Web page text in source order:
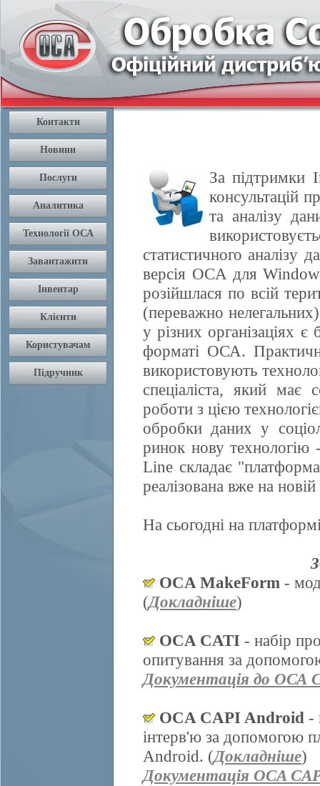
За підтримки
консультацій
та аналізу
статистичного
версія OCA для
розійшлася по всій
(переважно
у різних організаціях є
форматі ОСА.
використовують
спеціаліста, який має
роботи з цією
обробки даних у
ринок нову
Line складає
реалізована вже на
На сьогодні на
OCA MakeForm -
(Докладніше)
OCA CATI - набір
опитування за
Документація до ОСА
OCA CAPI Android -
інтерв'ю за допомогою
Android. (Докладніше)
Документація OCA